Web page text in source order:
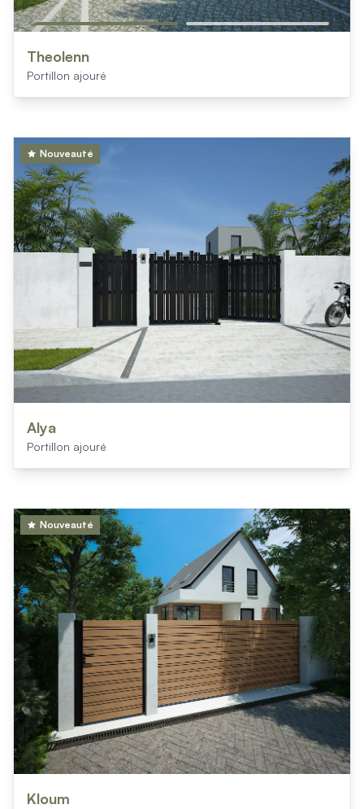
Theolenn
Portillon ajouré
Nouveauté
Alya
Portillon ajouré
Nouveauté
Kloum